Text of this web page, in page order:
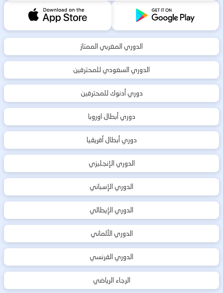
الدوري المغربي الممتاز
الدوري السعودي للمحترفين
دوري أدنوك للمحترفين
دوري أبطال اوروبا
دوري أبطال أفريقيا
الدوري الإنجليزي
الدوري الإسباني
الدوري الإيطالي
الدوري الألماني
الدوري الفرنسي
الرجاء الرياضي